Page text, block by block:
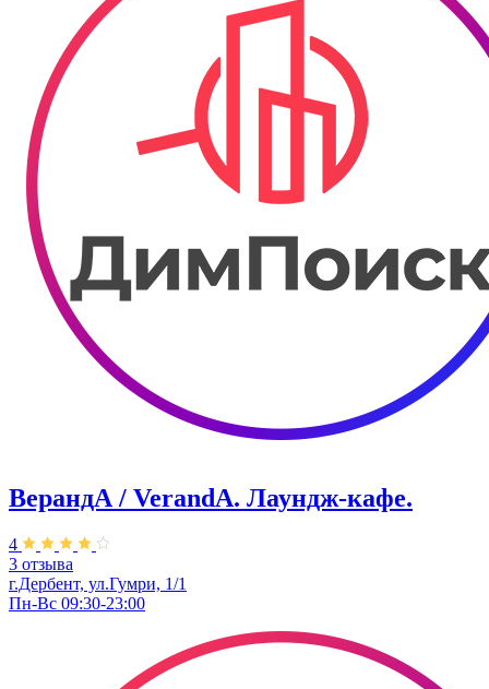
ВерандА / VerandA. ​Лаундж-кафе.
4
3 отзыва
г.Дербент, ул.Гумри, 1/1
Пн-Вс 09:30-23:00